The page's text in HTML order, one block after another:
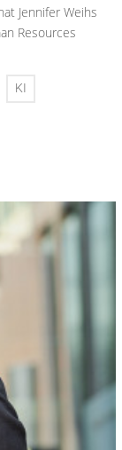
Jennifer Weihs
Resources
KI